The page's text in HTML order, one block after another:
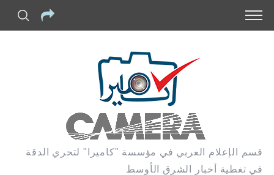
قسم الإعلام العربي في مؤسسة "كاميرا" لتحري الدقة
في تغطية أخبار الشرق الأوسط